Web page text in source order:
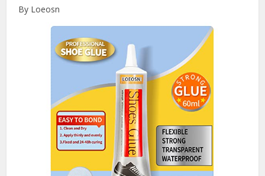
By Loeosn